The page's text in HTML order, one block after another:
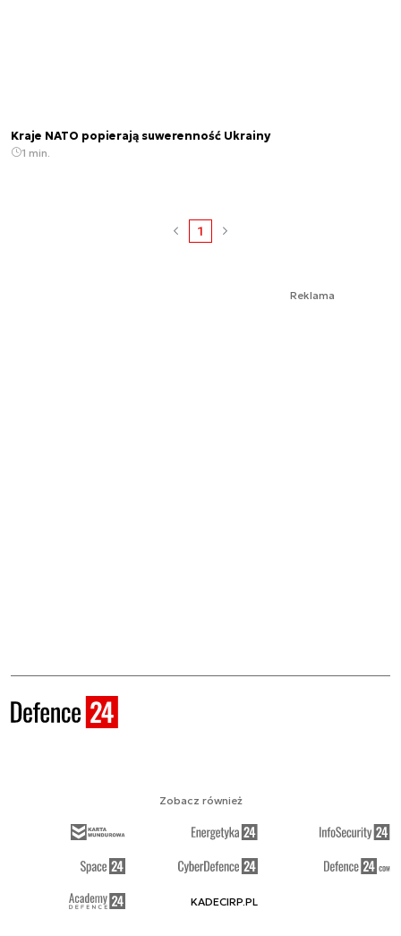
Kraje NATO popierają suwerenność Ukrainy
1 min.
1
Reklama
Zobacz również
KADECIRP.PL